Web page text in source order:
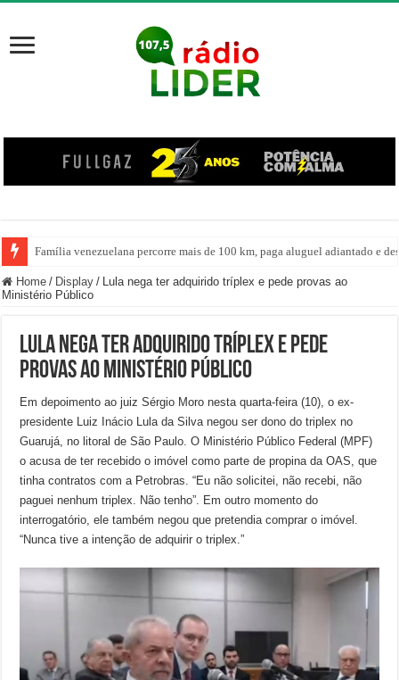
Família venezuelana percorre mais de 100 km, paga aluguel adiantado e
Centro de ciclone fica sobre o oceano e não atinge diretamente SC,
Home / Display / Lula nega ter adquirido tríplex e pede provas ao
Ministério Público
Lula nega ter adquirido tríplex e pede
provas ao Ministério Público
Em depoimento ao juiz Sérgio Moro nesta quarta-feira (10), o ex-
presidente Luiz Inácio Lula da Silva negou ser dono do triplex no
Guarujá, no litoral de São Paulo. O Ministério Público Federal (MPF)
o acusa de ter recebido o imóvel como parte de propina da OAS, que
tinha contratos com a Petrobras. “Eu não solicitei, não recebi, não
paguei nenhum triplex. Não tenho”. Em outro momento do
interrogatório, ele também negou que pretendia comprar o imóvel.
“Nunca tive a intenção de adquirir o triplex.”